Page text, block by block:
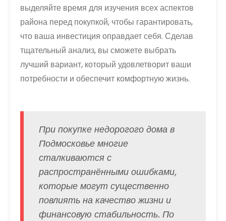
выделяйте время для изучения всех аспектов
района перед покупкой, чтобы гарантировать,
что ваша инвестиция оправдает себя. Сделав
тщательный анализ, вы сможете выбрать
лучший вариант, который удовлетворит ваши
потребности и обеспечит комфортную жизнь.
При покупке недорогого дома в
Подмосковье многие
сталкиваются с
распространёнными ошибками,
которые могут существенно
повлиять на качество жизни и
финансовую стабильность. По